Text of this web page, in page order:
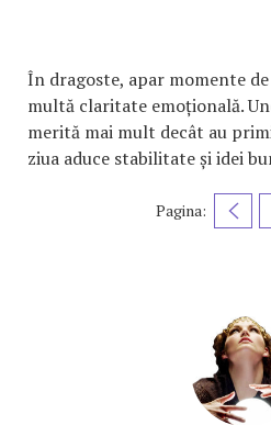
În dragoste, apar momente
multă claritate emoțională.
merită mai mult decât au
ziua aduce stabilitate și idei
Pagina: